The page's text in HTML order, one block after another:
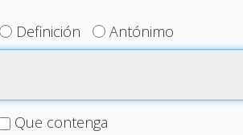
Definición Antónimo
Que contenga